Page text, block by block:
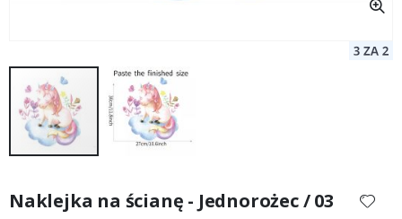
początek
Naklejka na ścianę - Jednorożec / 03